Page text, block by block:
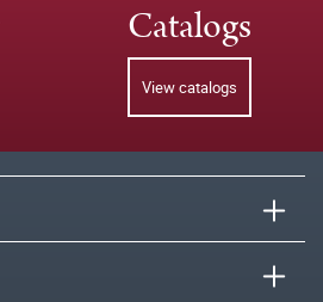
Catalogs
View catalogs